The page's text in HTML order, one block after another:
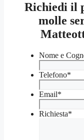
Richiedi il
molle
Nome e
Telefono*
Email*
Richiesta*